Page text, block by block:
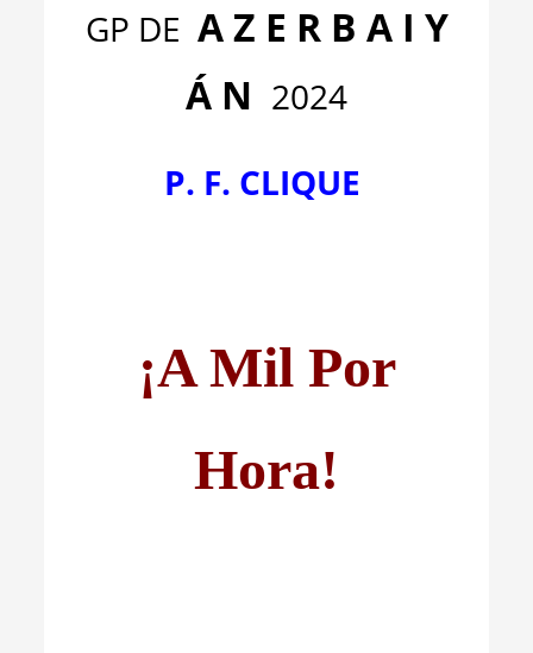
GP DE A Z E R B A I Y
Á N 2024
P. F. CLIQUE
¡A Mil Por
Hora!